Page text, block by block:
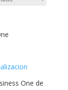
One de